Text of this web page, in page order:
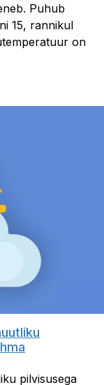
Puhub
15, rannikul
on
pilvisusega